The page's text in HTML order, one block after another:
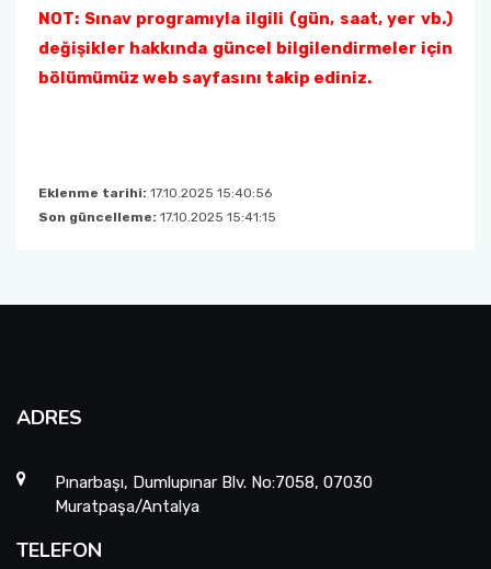
NOT: Sınav programıyla ilgili (gün, saat, yer vb.)
değişikler hakkında güncel bilgilendirmeler için
bölümümüz web sayfasını takip ediniz.
Eklenme tarihi: 17.10.2025 15:40:56
Son güncelleme: 17.10.2025 15:41:15
ADRES
Pınarbaşı, Dumlupınar Blv. No:7058, 07030
Muratpaşa/Antalya
TELEFON